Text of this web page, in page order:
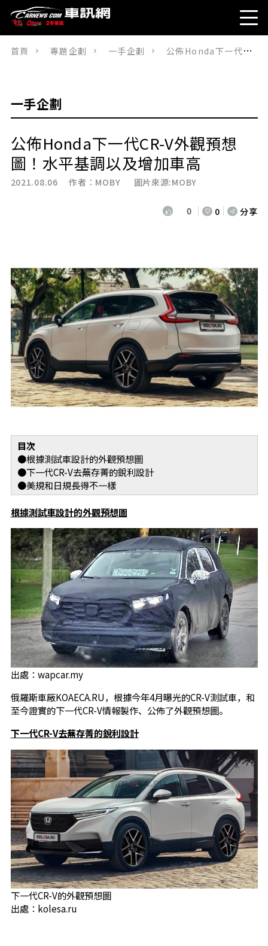
首頁 專題企劃 一手企劃 公佈Honda下一代CR-V外觀預想圖！水平基調以及增加車高
一手企劃
公佈Honda下一代CR-V外觀預想
圖！水平基調以及增加車高
2021.08.06 作者： MOBY 圖片來源:MOBY
0 0 分享
目次
●根據測試車設計的外觀預想圖
●下一代CR-V去蕪存菁的銳利設計
●美規和日規長得不一樣
根據測試車設計的外觀預想圖
出處：wapcar.my
俄羅斯車厰KOAECA.RU，根據今年4月曝光的CR-V測試車，和
至今證實的下一代CR-V情報製作、公佈了外觀預想圖。
下一代CR-V去蕪存菁的銳利設計
下一代CR-V的外觀預想圖
出處：kolesa.ru